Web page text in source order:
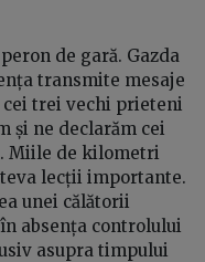
de gară. Gazda
transmite mesaje
trei vechi prieteni
și ne declarăm cei
Miile de kilometri
lecții importante.
unei călătorii
absența controlului
asupra timpului